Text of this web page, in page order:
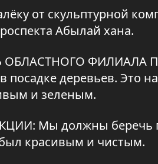
от скульптурной
Абылай хана.
ФИЛИАЛА
посадке деревьев. Это
и зеленым.
Мы должны беречь
красивым и чистым.